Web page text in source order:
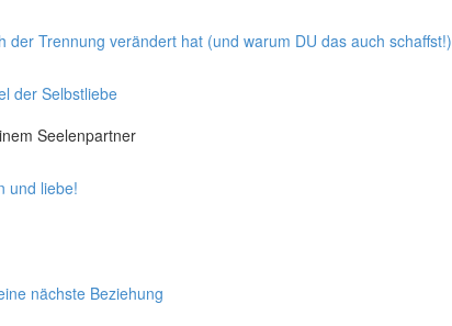
der Trennung verändert hat (und warum DU das auch schaffst!)
der Selbstliebe
Seelenpartner
und liebe!
nächste Beziehung